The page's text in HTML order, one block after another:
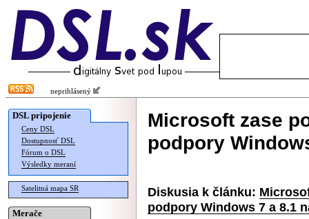
neprihlásený
DSL pripojenie
Ceny DSL
Dostupnosť DSL
Fórum o DSL
Výsledky meraní
Satelitná mapa SR
Merače
Microsoft zase
podpory
Diskusia k článku:
podpory Windows 7 a 8.1